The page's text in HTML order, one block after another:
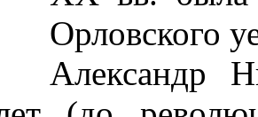
Орловского
Александр